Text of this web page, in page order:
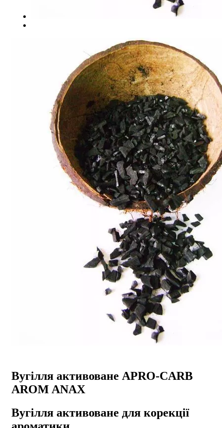
Вугілля активоване APRO-CARB
AROM ANAX
Вугілля активоване для корекції